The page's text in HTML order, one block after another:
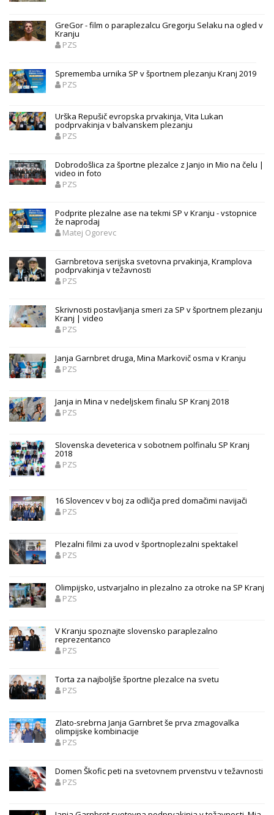
GreGor - film o paraplezalcu Gregorju Selaku na ogled v
Kranju
PZS
Sprememba urnika SP v športnem plezanju Kranj 2019
PZS
Urška Repušič evropska prvakinja, Vita Lukan
podprvakinja v balvanskem plezanju
PZS
Dobrodošlica za športne plezalce z Janjo in Mio na čelu |
video in foto
PZS
Podprite plezalne ase na tekmi SP v Kranju - vstopnice
že naprodaj
Matej Ogorevc
Garnbretova serijska svetovna prvakinja, Kramplova
podprvakinja v težavnosti
PZS
Skrivnosti postavljanja smeri za SP v športnem plezanju
Kranj | video
PZS
Janja Garnbret druga, Mina Markovič osma v Kranju
PZS
Janja in Mina v nedeljskem finalu SP Kranj 2018
PZS
Slovenska deveterica v sobotnem polfinalu SP Kranj
2018
PZS
16 Slovencev v boj za odličja pred domačimi navijači
PZS
Plezalni filmi za uvod v športnoplezalni spektakel
PZS
Olimpijsko, ustvarjalno in plezalno za otroke na SP Kranj
PZS
V Kranju spoznajte slovensko paraplezalno
reprezentanco
PZS
Torta za najboljše športne plezalce na svetu
PZS
Zlato-srebrna Janja Garnbret še prva zmagovalka
olimpijske kombinacije
PZS
Domen Škofic peti na svetovnem prvenstvu v težavnosti
PZS